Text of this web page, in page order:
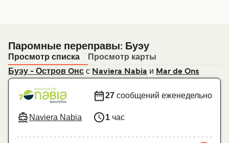
Паромные переправы: Буэу
Просмотр списка
Просмотр карты
Буэу - Остров Oнс с Naviera Nabia и Mar de Ons
Naviera Nabia
27 сообщений еженедельно
1 час